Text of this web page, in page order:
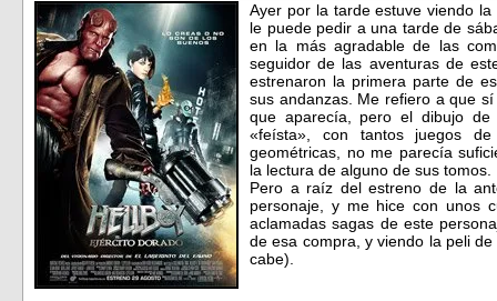
Ayer por la tarde estuve viendo
le puede pedir a una tarde de
en la más agradable de las
seguidor de las aventuras de
estrenaron la primera parte de
sus andanzas. Me refiero a que
que aparecía, pero el dibujo
«feísta», con tantos juegos
geométricas, no me parecía
la lectura de alguno de sus tomos.
Pero a raíz del estreno de la
personaje, y me hice con unos
aclamadas sagas de este
de esa compra, y viendo la peli
cabe).